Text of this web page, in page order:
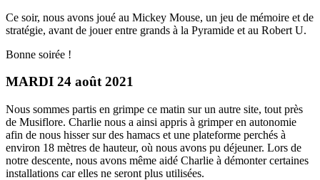
Ce soir, nous avons joué au Mickey Mouse, un jeu de mémoire et de
stratégie, avant de jouer entre grands à la Pyramide et au Robert U.
Bonne soirée !
MARDI 24 août 2021
Nous sommes partis en grimpe ce matin sur un autre site, tout près
de Musiflore. Charlie nous a ainsi appris à grimper en autonomie
afin de nous hisser sur des hamacs et une plateforme perchés à
environ 18 mètres de hauteur, où nous avons pu déjeuner. Lors de
notre descente, nous avons même aidé Charlie à démonter certaines
installations car elles ne seront plus utilisées.